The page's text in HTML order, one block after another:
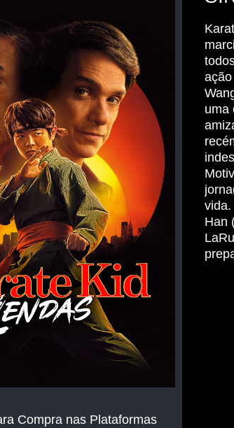
Compra nas Plataformas
uma
vida.
Han